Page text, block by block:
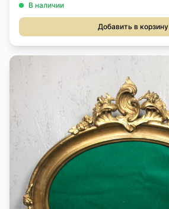
В наличии
Добавить в корзину